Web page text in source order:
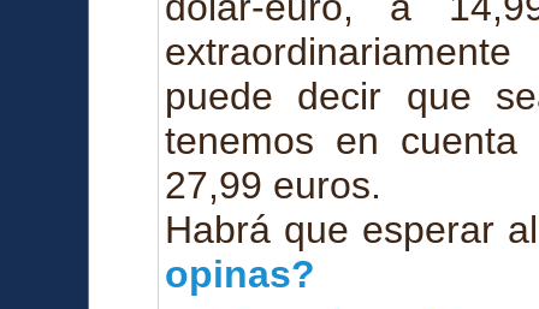
puede decir que
tenemos en
27,99 euros.
Habrá que esperar
opinas?